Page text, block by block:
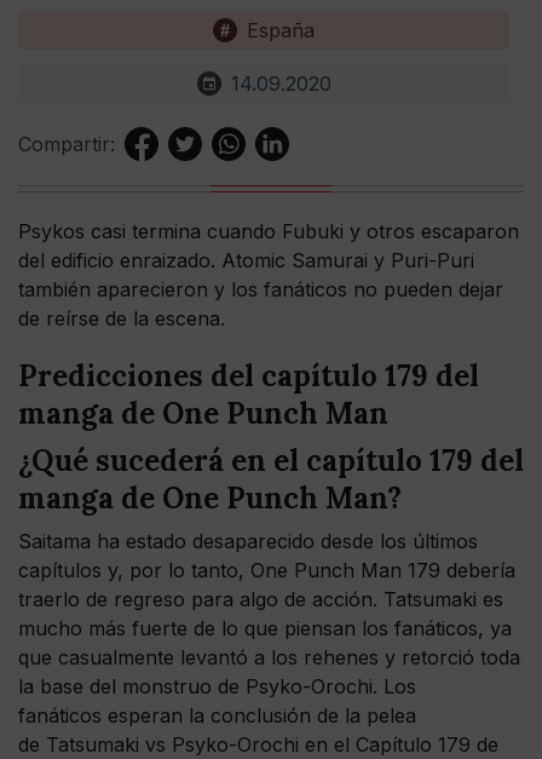
España
14.09.2020
Compartir:
Psykos casi termina cuando Fubuki y otros escaparon
del edificio enraizado. Atomic Samurai y Puri-Puri
también aparecieron y los fanáticos no pueden dejar
de reírse de la escena.
Predicciones del capítulo 179 del
manga de One Punch Man
¿Qué sucederá en el capítulo 179 del
manga de One Punch Man?
Saitama ha estado desaparecido desde los últimos
capítulos y, por lo tanto, One Punch Man 179 debería
traerlo de regreso para algo de acción. Tatsumaki es
mucho más fuerte de lo que piensan los fanáticos, ya
que casualmente levantó a los rehenes y retorció toda
la base del monstruo de Psyko-Orochi. Los
fanáticos esperan la conclusión de la pelea
de Tatsumaki vs Psyko-Orochi en el Capítulo 179 de